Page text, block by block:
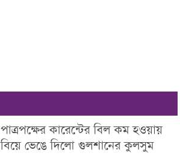
পাত্রপক্ষের কারেন্টের বিল কম হওয়ায়
বিয়ে ভেঙে দিলো গুলশানের কুলসুম